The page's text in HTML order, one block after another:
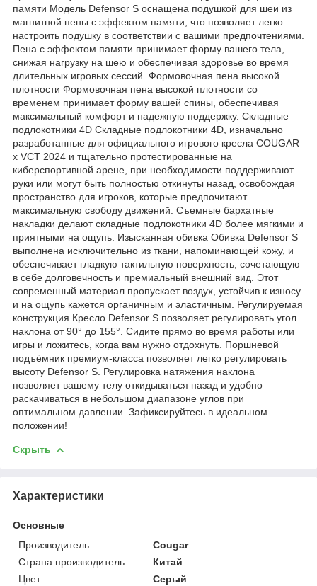
памяти Модель Defensor S оснащена подушкой для шеи из
магнитной пены с эффектом памяти, что позволяет легко
настроить подушку в соответствии с вашими предпочтениями.
Пена с эффектом памяти принимает форму вашего тела,
снижая нагрузку на шею и обеспечивая здоровье во время
длительных игровых сессий. Формовочная пена высокой
плотности Формовочная пена высокой плотности со
временем принимает форму вашей спины, обеспечивая
максимальный комфорт и надежную поддержку. Складные
подлокотники 4D Складные подлокотники 4D, изначально
разработанные для официального игрового кресла COUGAR
x VCT 2024 и тщательно протестированные на
киберспортивной арене, при необходимости поддерживают
руки или могут быть полностью откинуты назад, освобождая
пространство для игроков, которые предпочитают
максимальную свободу движений. Съемные бархатные
накладки делают складные подлокотники 4D более мягкими и
приятными на ощупь. Изысканная обивка Обивка Defensor S
выполнена исключительно из ткани, напоминающей кожу, и
обеспечивает гладкую тактильную поверхность, сочетающую
в себе долговечность и премиальный внешний вид. Этот
современный материал пропускает воздух, устойчив к износу
и на ощупь кажется органичным и эластичным. Регулируемая
конструкция Кресло Defensor S позволяет регулировать угол
наклона от 90° до 155°. Сидите прямо во время работы или
игры и ложитесь, когда вам нужно отдохнуть. Поршневой
подъёмник премиум-класса позволяет легко регулировать
высоту Defensor S. Регулировка натяжения наклона
позволяет вашему телу откидываться назад и удобно
раскачиваться в небольшом диапазоне углов при
оптимальном давлении. Зафиксируйтесь в идеальном
положении!
Скрыть
Характеристики
Основные
Производитель
Cougar
Страна производитель
Китай
Цвет
Серый